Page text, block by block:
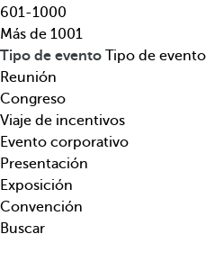
i
n
o
,
t
e
m
á
t
i
c
e
f
l
e
c
h
a
h
a
c
i
601-1000
Más de 1001
Tipo de evento Tipo de evento
Reunión
Congreso
Viaje de incentivos
Evento corporativo
Presentación
Exposición
Convención
Buscar